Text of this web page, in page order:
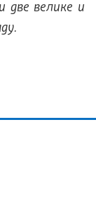
две велике и